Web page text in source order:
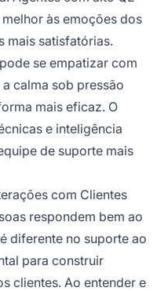
às emoções dos
mais satisfatórias.
se empatizar com
calma sob pressão
mais eficaz. O
e inteligência
de suporte mais
com Clientes
respondem bem ao
diferente no suporte ao
para construir
clientes. Ao entender e